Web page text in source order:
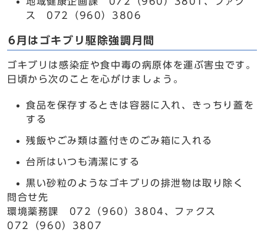
ス 072（960）3806
6月はゴキブリ駆除強調月間
ゴキブリは感染症や食中毒の病原体を運ぶ害虫です。
日頃から次のことを心がけましょう。
食品を保存するときは容器に入れ、きっちり蓋を
する
残飯やごみ類は蓋付きのごみ箱に入れる
台所はいつも清潔にする
黒い砂粒のようなゴキブリの排泄物は取り除く
問合せ先
環境薬務課 072（960）3804、ファクス
072（960）3807